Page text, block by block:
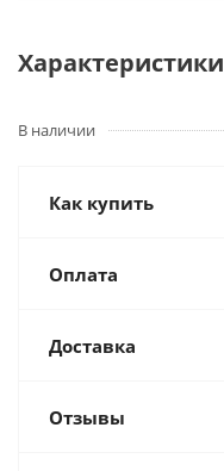
Характеристики
В наличии
Как купить
Оплата
Доставка
Отзывы